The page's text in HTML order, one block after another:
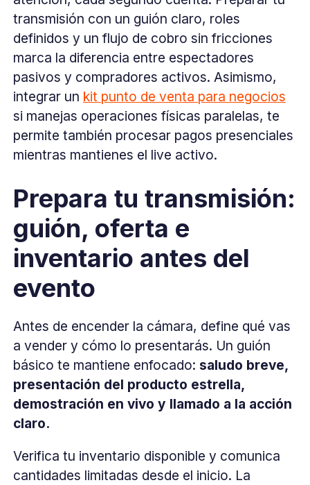
transmisión con un guión claro, roles
definidos y un flujo de cobro sin fricciones
marca la diferencia entre espectadores
pasivos y compradores activos. Asimismo,
integrar un kit punto de venta para negocios
si manejas operaciones físicas paralelas, te
permite también procesar pagos presenciales
mientras mantienes el live activo.
Prepara tu transmisión:
guión, oferta e
inventario antes del
evento
Antes de encender la cámara, define qué vas
a vender y cómo lo presentarás. Un guión
básico te mantiene enfocado: saludo breve,
presentación del producto estrella,
demostración en vivo y llamado a la acción
claro.
Verifica tu inventario disponible y comunica
cantidades limitadas desde el inicio. La